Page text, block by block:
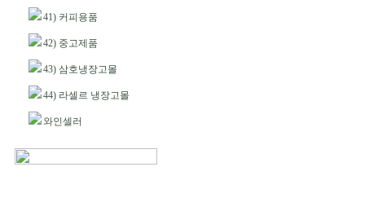
41) 커피용품
42) 중고제품
43) 삼호냉장고몰
44) 라셀르 냉장고몰
와인셀러